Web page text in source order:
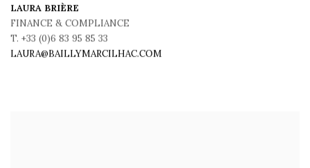
LAURA BRIÈRE
FINANCE & COMPLIANCE
T. +33 (0)6 83 95 85 33
LAURA@BAILLYMARCILHAC.COM